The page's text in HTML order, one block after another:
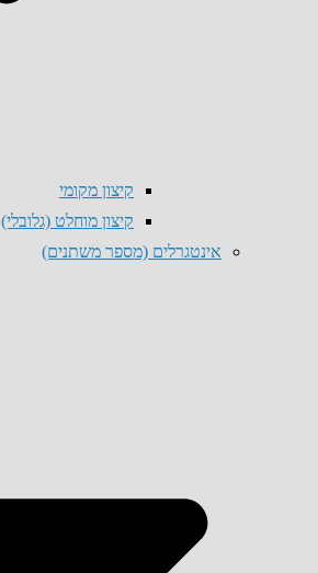
קיצון מקומי
קיצון מוחלט (גלובלי)
אינטגרלים (מספר משתנים)